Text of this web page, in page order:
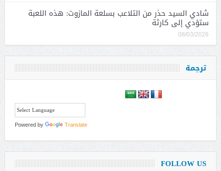
شادي السيد حذر من التلاعب بسلعة المازوت: هذه اللعبة
ستؤدي إلى كارثة
08/03/2026
ترجمة
Powered by Translate
FOLLOW US